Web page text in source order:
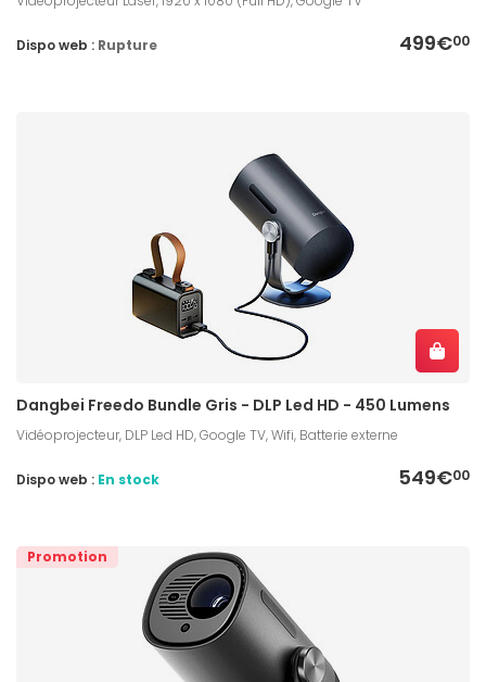
499€00
Dispo web : Rupture
Dangbei Freedo Bundle Gris - DLP Led HD - 450 Lumens
Vidéoprojecteur, DLP Led HD, Google TV, Wifi, Batterie externe
549€00
Dispo web : En stock
Promotion